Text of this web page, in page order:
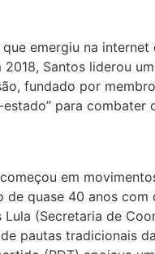
emergiu na
Santos liderou
fundado por
para combater
em
quase 40 anos
(Secretaria de
pautas tradicionais